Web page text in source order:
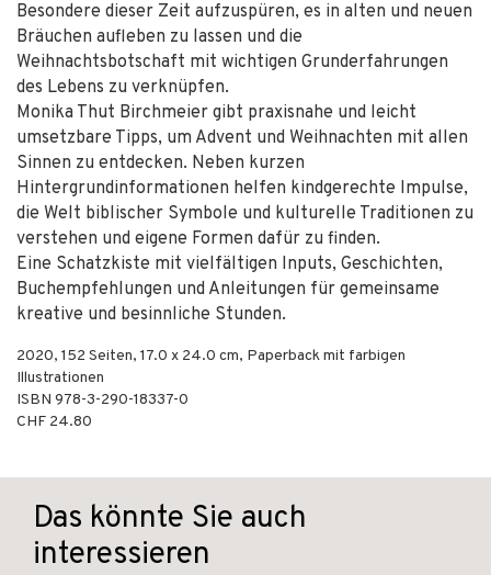
Besondere dieser Zeit aufzuspüren, es in alten und neuen
Bräuchen aufleben zu lassen und die
Weihnachtsbotschaft mit wichtigen Grunderfahrungen
des Lebens zu verknüpfen.
Monika Thut Birchmeier gibt praxisnahe und leicht
umsetzbare Tipps, um Advent und Weihnachten mit allen
Sinnen zu entdecken. Neben kurzen
Hintergrundinformationen helfen kindgerechte Impulse,
die Welt biblischer Symbole und kulturelle Traditionen zu
verstehen und eigene Formen dafür zu finden.
Eine Schatzkiste mit vielfältigen Inputs, Geschichten,
Buchempfehlungen und Anleitungen für gemeinsame
kreative und besinnliche Stunden.
2020, 152 Seiten, 17.0 x 24.0 cm, Paperback mit farbigen
Illustrationen
ISBN 978-3-290-18337-0
CHF 24.80
Das könnte Sie auch
interessieren